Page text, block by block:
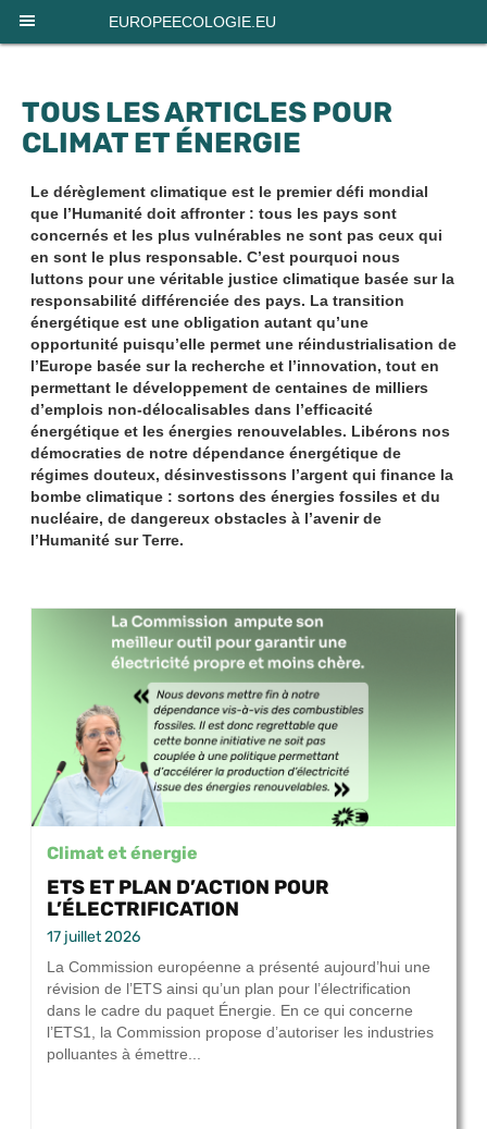
EUROPEECOLOGIE.EU
TOUS LES ARTICLES POUR
CLIMAT ET ÉNERGIE
Le dérèglement climatique est le premier défi mondial
que l’Humanité doit affronter : tous les pays sont
concernés et les plus vulnérables ne sont pas ceux qui
en sont le plus responsable. C’est pourquoi nous
luttons pour une véritable justice climatique basée sur la
responsabilité différenciée des pays. La transition
énergétique est une obligation autant qu’une
opportunité puisqu’elle permet une réindustrialisation de
l’Europe basée sur la recherche et l’innovation, tout en
permettant le développement de centaines de milliers
d’emplois non-délocalisables dans l’efficacité
énergétique et les énergies renouvelables. Libérons nos
démocraties de notre dépendance énergétique de
régimes douteux, désinvestissons l’argent qui finance la
bombe climatique : sortons des énergies fossiles et du
nucléaire, de dangereux obstacles à l’avenir de
l’Humanité sur Terre.
Climat et énergie
ETS ET PLAN D’ACTION POUR
L’ÉLECTRIFICATION
17 juillet 2026
La Commission européenne a présenté aujourd’hui une
révision de l’ETS ainsi qu’un plan pour l’électrification
dans le cadre du paquet Énergie. En ce qui concerne
l’ETS1, la Commission propose d’autoriser les industries
polluantes à émettre...